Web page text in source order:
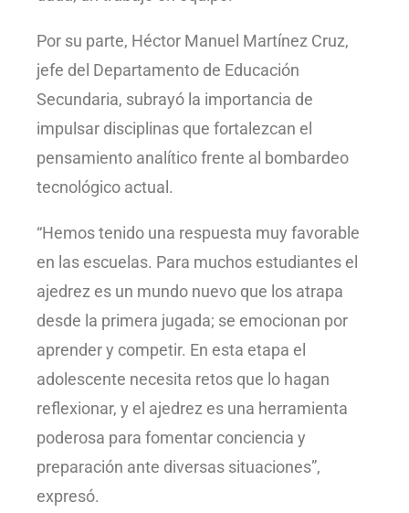
Por su parte, Héctor Manuel Martínez Cruz,
jefe del Departamento de Educación
Secundaria, subrayó la importancia de
impulsar disciplinas que fortalezcan el
pensamiento analítico frente al bombardeo
tecnológico actual.
“Hemos tenido una respuesta muy favorable
en las escuelas. Para muchos estudiantes el
ajedrez es un mundo nuevo que los atrapa
desde la primera jugada; se emocionan por
aprender y competir. En esta etapa el
adolescente necesita retos que lo hagan
reflexionar, y el ajedrez es una herramienta
poderosa para fomentar conciencia y
preparación ante diversas situaciones”,
expresó.